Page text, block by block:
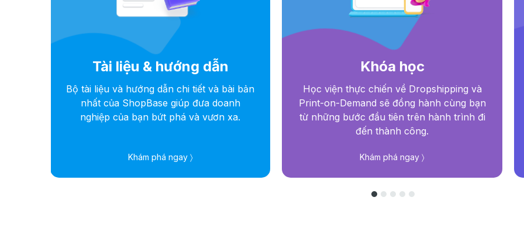
Tài liệu & hướng dẫn
Bộ tài liệu và hướng dẫn chi tiết và bài bản
nhất của ShopBase giúp đưa doanh
nghiệp của bạn bứt phá và vươn xa.
Khám phá ngay 〉
Khóa học
Học viện thực chiến về Dropshipping và
Print-on-Demand sẽ đồng hành cùng bạn
từ những bước đầu tiên trên hành trình đi
đến thành công.
Khám phá ngay 〉